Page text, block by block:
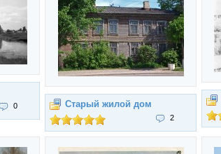
0 Старый жилой дом
2